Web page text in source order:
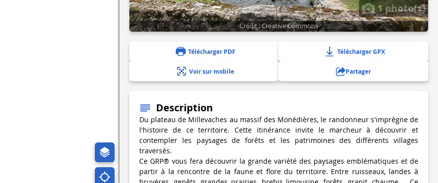
1 photo(s)
Crédit : Creative Commons
Télécharger PDF Télécharger GPX
Voir sur mobile Partager
Description
Du plateau de Millevaches au massif des Monédières, le randonneur s'imprègne de
l'histoire de ce territoire. Cette itinérance invite le marcheur à découvrir et
contempler les paysages de forêts et les patrimoines des différents villages
traversés.
Ce GRP® vous fera découvrir la grande variété des paysages emblématiques et de
partir à la rencontre de la faune et flore du territoire. Entre ruisseaux, landes à